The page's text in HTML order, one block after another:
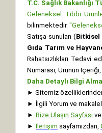
T.C. Sağlık Bakanlığı
Geleneksel Tıbbi
bilinmektedir.
Satışa sunulan (Bitkisel
Gıda Tarım ve
Rahatsızlıkları Tedavi
Numarası, Ürünün
Daha Detaylı Bilgi
► Sitemiz
► İlgili Yorum ve
► Bize Ulaşın Sayfası
► İletişim sayfamızdan,